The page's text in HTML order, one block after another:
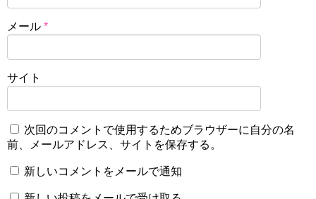
メール *
サイト
次回のコメントで使用するためブラウザーに自分の名
前、メールアドレス、サイトを保存する。
新しいコメントをメールで通知